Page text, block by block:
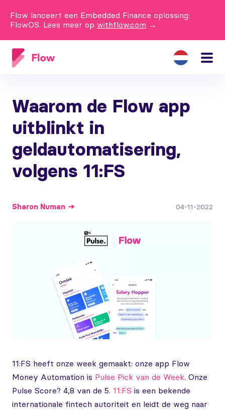
Flow lanceert een Embedded Finance oplossing:
FlowOS. Lees meer op withflow.com →
Waarom de Flow app
uitblinkt in
geldautomatisering,
volgens 11:FS
Sharon Numan 04-11-2022
11:FS heeft onze week gemaakt: onze app Flow
Money Automation is Pulse Pick van de Week. Onze
Pulse Score? 4,8 van de 5. 11:FS is een bekende
internationale fintech autoriteit en leidt de weg naar